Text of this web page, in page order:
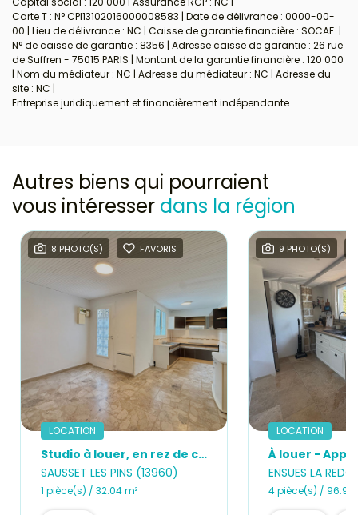
Carte T : N° CPI13102016000008583 | Date de délivrance : 0000-00-
00 | Lieu de délivrance : NC | Caisse de garantie financière : SOCAF. |
N° de caisse de garantie : 8356 | Adresse caisse de garantie : 26 rue
de Suffren - 75015 PARIS | Montant de la garantie financière : 120 000
| Nom du médiateur : NC | Adresse du médiateur : NC | Adresse du
site : NC |
Entreprise juridiquement et financièrement indépendante
Autres biens qui pourraient
vous intéresser dans la région
8 PHOTO(S) FAVORIS
LOCATION
Studio à louer, en rez de chaussée, en plein centre du village,de Sausset-les-Pins
SAUSSET LES PINS (13960)
1 pièce(s) / 32.04 m²
9 PHOTO(S)
LOCATION
ENSUES LA
4 pièce(s) / 96.94